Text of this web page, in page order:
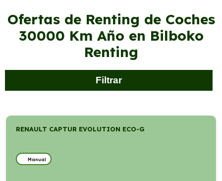
Ofertas de Renting de Coches
30000 Km Año en Bilboko
Renting
Filtrar
RENAULT CAPTUR EVOLUTION ECO-G
Manual